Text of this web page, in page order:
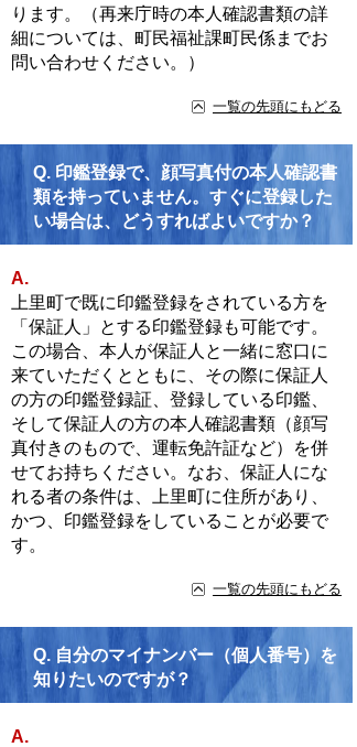
ります。（再来庁時の本人確認書類の詳
細については、町民福祉課町民係までお
問い合わせください。）
一覧の先頭にもどる
Q. 印鑑登録で、顔写真付の本人確認書
類を持っていません。すぐに登録した
い場合は、どうすればよいですか？
A.
上里町で既に印鑑登録をされている方を
「保証人」とする印鑑登録も可能です。
この場合、本人が保証人と一緒に窓口に
来ていただくとともに、その際に保証人
の方の印鑑登録証、登録している印鑑、
そして保証人の方の本人確認書類（顔写
真付きのもので、運転免許証など）を併
せてお持ちください。なお、保証人にな
れる者の条件は、上里町に住所があり、
かつ、印鑑登録をしていることが必要で
す。
一覧の先頭にもどる
Q. 自分のマイナンバー（個人番号）を
知りたいのですが？
A.